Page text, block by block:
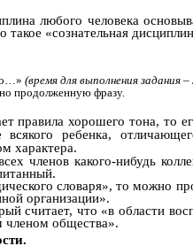
любого человека
«сознательная
(время для выполнения задания
продолженную фразу.
правила хорошего тона, то
ребенка,
характера.
членов какого-нибудь
словаря», то можно
организации».
считает, что «в области
членом общества».